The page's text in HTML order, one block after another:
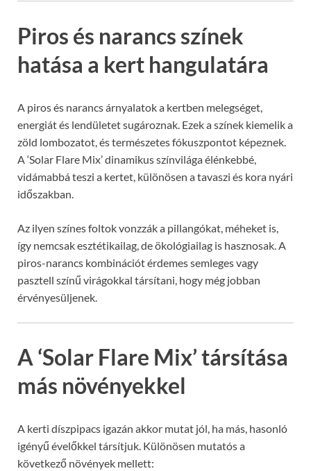
Piros és narancs színek
hatása a kert hangulatára
A piros és narancs árnyalatok a kertben melegséget,
energiát és lendületet sugároznak. Ezek a színek kiemelik a
zöld lombozatot, és természetes fókuszpontot képeznek.
A ‘Solar Flare Mix’ dinamikus színvilága élénkebbé,
vidámabbá teszi a kertet, különösen a tavaszi és kora nyári
időszakban.
Az ilyen színes foltok vonzzák a pillangókat, méheket is,
így nemcsak esztétikailag, de ökológiailag is hasznosak. A
piros-narancs kombinációt érdemes semleges vagy
pasztell színű virágokkal társítani, hogy még jobban
érvényesüljenek.
A ‘Solar Flare Mix’ társítása
más növényekkel
A kerti díszpipacs igazán akkor mutat jól, ha más, hasonló
igényű évelőkkel társítjuk. Különösen mutatós a
következő növények mellett: